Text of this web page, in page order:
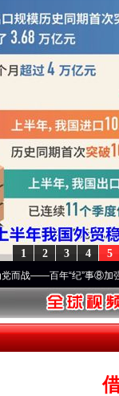
5
4
3
2
1
年“纪”事⑧加强纪律..·[视